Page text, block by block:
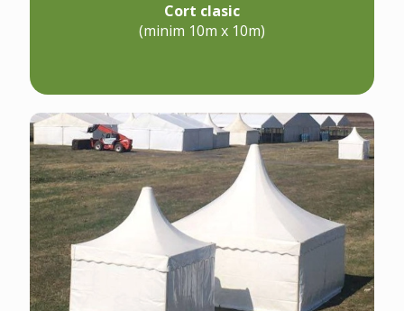
Cort clasic
(minim 10m x 10m)